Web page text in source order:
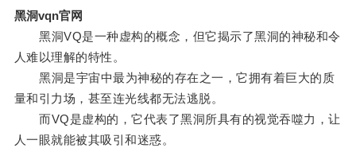
黑洞vqn官网
黑洞VQ是一种虚构的概念，但它揭示了黑洞的神秘和令
人难以理解的特性。
黑洞是宇宙中最为神秘的存在之一，它拥有着巨大的质
量和引力场，甚至连光线都无法逃脱。
而VQ是虚构的，它代表了黑洞所具有的视觉吞噬力，让
人一眼就能被其吸引和迷惑。